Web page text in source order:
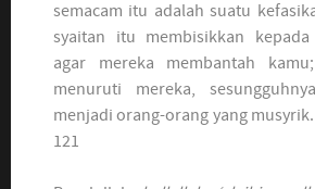
semacam itu adalah suatu
syaitan itu membisikkan kepada
agar mereka membantah
menuruti mereka,
menjadi orang-orang yang musyrik.
121